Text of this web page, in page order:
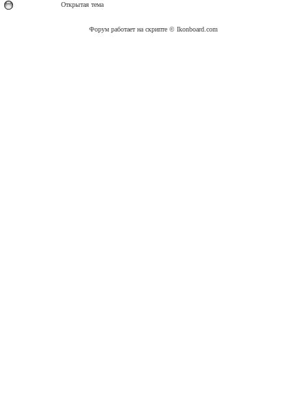
Открытая тема
Форум работает на скрипте © Ikonboard.com